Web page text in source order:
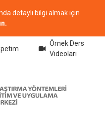
detaylı bilgi almak için
Örnek Ders
Videoları